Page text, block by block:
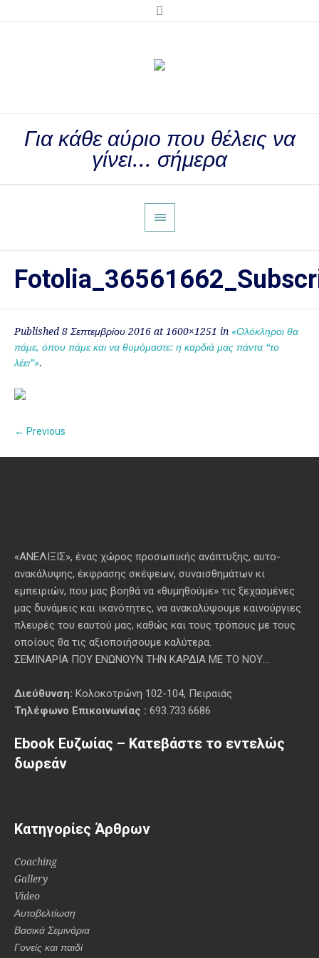
Για κάθε αύριο που θέλεις να
γίνει... σήμερα
Published 8 Σεπτεμβρίου 2016 at 1600×1251 in «Ολόκληροι θα
πάμε, όπου πάμε και να θυμόμαστε: η καρδιά μας πάντα “το
λέει”».
← Previous
«ΑΝΕΛΙΞΙΣ», ένας χώρος προσωπικής ανάπτυξης, αυτo-
ανακάλυψης, έκφρασης σκέψεων, συναισθημάτων κι
εμπειριών, που μας βοηθά να «θυμηθούμε» τις ξεχασμένες
μας δυνάμεις και ικανότητες, να ανακαλύψουμε καινούργιες
πλευρές του εαυτού μας, καθώς και τους τρόπους με τους
οποίους θα τις αξιοποιήσουμε καλύτερα.
ΣΕΜΙΝΑΡΙΑ ΠΟΥ ΕΝΩΝΟΥΝ ΤΗΝ ΚΑΡΔΙΑ ΜΕ ΤΟ ΝΟΥ...
Διεύθυνση:Κολοκοτρώνη 102-104, Πειραιάς
Τηλέφωνο Επικοινωνίας : 693.733.6686
Ebook Ευζωίας – Κατεβάστε το εντελώς
δωρεάν
Κατηγορίες Άρθρων
Coaching
Gallery
Video
Αυτοβελτίωση
Βασικά Σεμινάρια
Γονείς και παιδί